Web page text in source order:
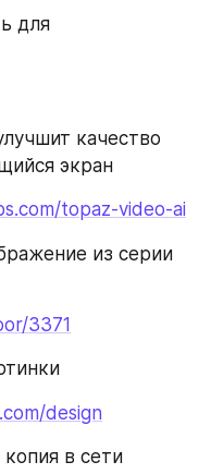
для
качество
экран
topaz-video-ai
из серии
3371
design
в сети